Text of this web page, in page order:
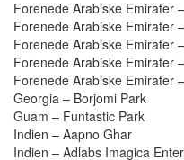
Forenede Arabiske Emirater
Forenede Arabiske Emirater
Forenede Arabiske Emirater
Forenede Arabiske Emirater
Forenede Arabiske Emirater
Georgia – Borjomi Park
Guam – Funtastic Park
Indien – Aapno Ghar
Indien – Adlabs Imagica